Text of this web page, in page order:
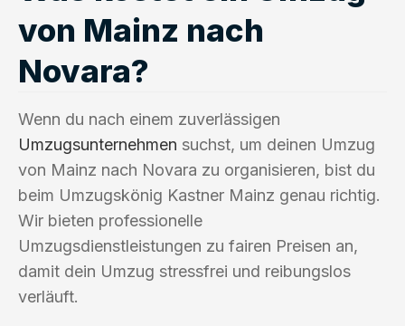
von Mainz nach
Novara?
Wenn du nach einem zuverlässigen
Umzugsunternehmen suchst, um deinen Umzug
von Mainz nach Novara zu organisieren, bist du
beim Umzugskönig Kastner Mainz genau richtig.
Wir bieten professionelle
Umzugsdienstleistungen zu fairen Preisen an,
damit dein Umzug stressfrei und reibungslos
verläuft.